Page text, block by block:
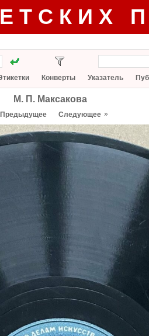
Конверты Указатель
М. П. Максакова
Предыдущее Следующее »